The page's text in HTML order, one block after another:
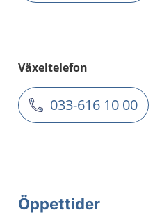
Växeltelefon
033-616 10 00
Öppettider